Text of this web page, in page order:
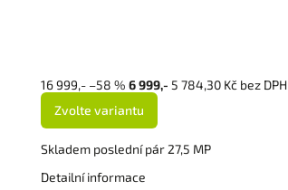
16 999,- –58 %6 999,- 5 784,30 Kč bez DPH
Zvolte variantu
Skladem poslední pár 27,5 MP
Detailní informace